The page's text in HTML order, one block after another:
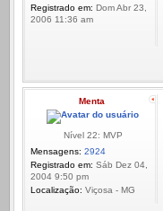
Registrado em: Dom Abr 23,
2006 11:36 am
Menta
Nível 22: MVP
Mensagens: 2924
Registrado em: Sáb Dez 04,
2004 9:50 pm
Localização: Viçosa - MG